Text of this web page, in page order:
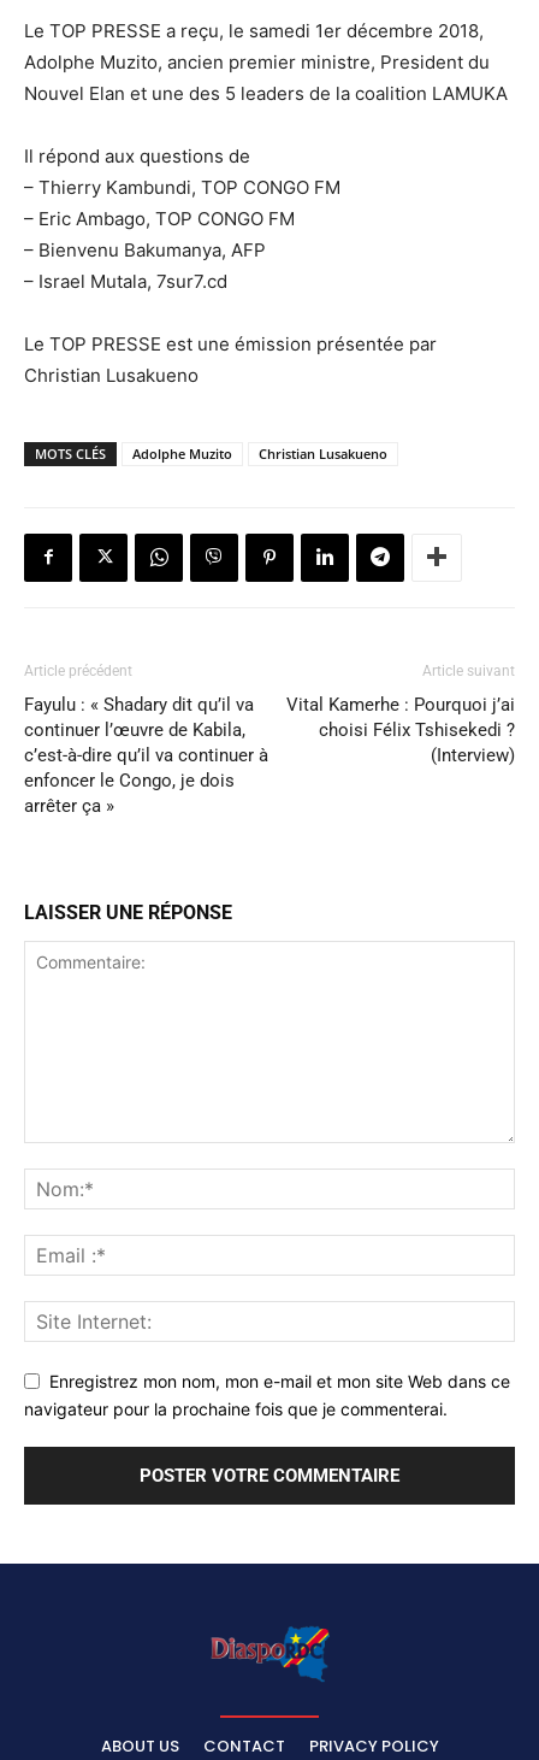
Le TOP PRESSE a reçu, le samedi 1er décembre 2018,
Adolphe Muzito, ancien premier ministre, President du
Nouvel Elan et une des 5 leaders de la coalition LAMUKA
Il répond aux questions de
– Thierry Kambundi, TOP CONGO FM
– Eric Ambago, TOP CONGO FM
– Bienvenu Bakumanya, AFP
– Israel Mutala, 7sur7.cd
Le TOP PRESSE est une émission présentée par
Christian Lusakueno
MOTS CLÉS Adolphe Muzito Christian Lusakueno
Article précédent
Fayulu : « Shadary dit qu’il va
continuer l’œuvre de Kabila,
c’est-à-dire qu’il va continuer à
enfoncer le Congo, je dois
arrêter ça »
Article suivant
Vital Kamerhe : Pourquoi j’ai
choisi Félix Tshisekedi ?
(Interview)
LAISSER UNE RÉPONSE
Enregistrez mon nom, mon e-mail et mon site Web dans ce
navigateur pour la prochaine fois que je commenterai.
ABOUT US CONTACT PRIVACY POLICY